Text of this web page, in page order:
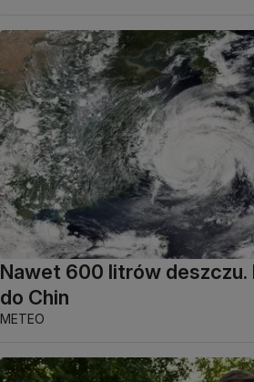
Nawet 600 litrów deszczu.
do Chin
METEO